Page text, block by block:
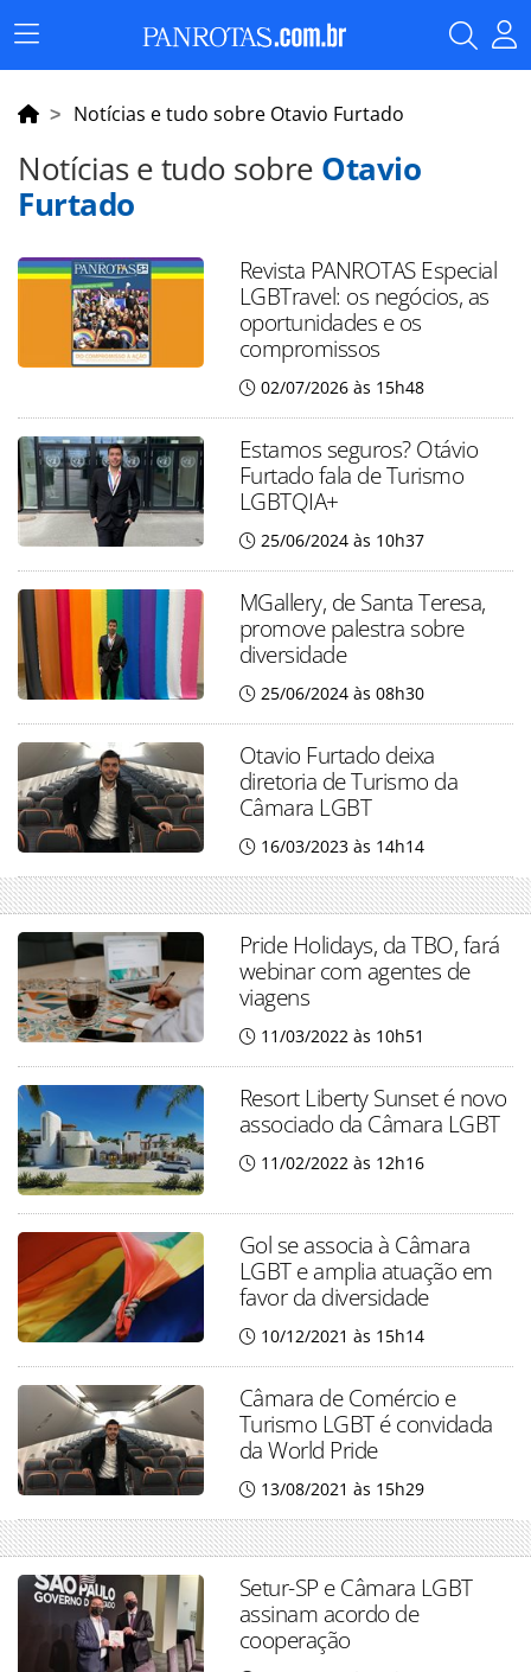
Menu
Principal
Notícias e tudo sobre Otavio Furtado
Notícias e tudo sobre Otavio
Furtado
Revista PANROTAS Especial
LGBTravel: os negócios, as
oportunidades e os
compromissos
02/07/2026 às 15h48
Estamos seguros? Otávio
Furtado fala de Turismo
LGBTQIA+
25/06/2024 às 10h37
MGallery, de Santa Teresa,
promove palestra sobre
diversidade
25/06/2024 às 08h30
Otavio Furtado deixa
diretoria de Turismo da
Câmara LGBT
16/03/2023 às 14h14
Pride Holidays, da TBO, fará
webinar com agentes de
viagens
11/03/2022 às 10h51
Resort Liberty Sunset é novo
associado da Câmara LGBT
11/02/2022 às 12h16
Gol se associa à Câmara
LGBT e amplia atuação em
favor da diversidade
10/12/2021 às 15h14
Câmara de Comércio e
Turismo LGBT é convidada
da World Pride
13/08/2021 às 15h29
Setur-SP e Câmara LGBT
assinam acordo de
cooperação